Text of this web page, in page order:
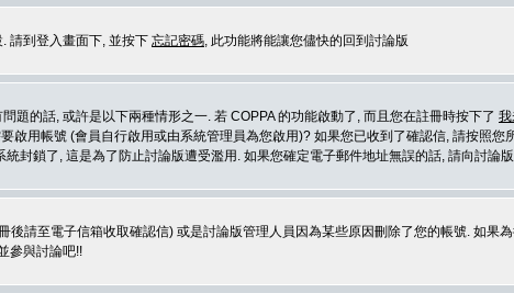
請到登入畫面下, 並按下 忘記密碼, 此功能將能讓您儘快的回到討論版
題的話, 或許是以下兩種情形之一. 若 COPPA 的功能啟動了, 而且您在註冊時按下了
啟用帳號 (會員自行啟用或由系統管理員為您啟用)? 如果您已收到了確認信, 請按照
封鎖了, 這是為了防止討論版遭受濫用. 如果您確定電子郵件地址無誤的話, 請向討論
後請至電子信箱收取確認信) 或是討論版管理人員因為某些原因刪除了您的帳號. 如
參與討論吧!!